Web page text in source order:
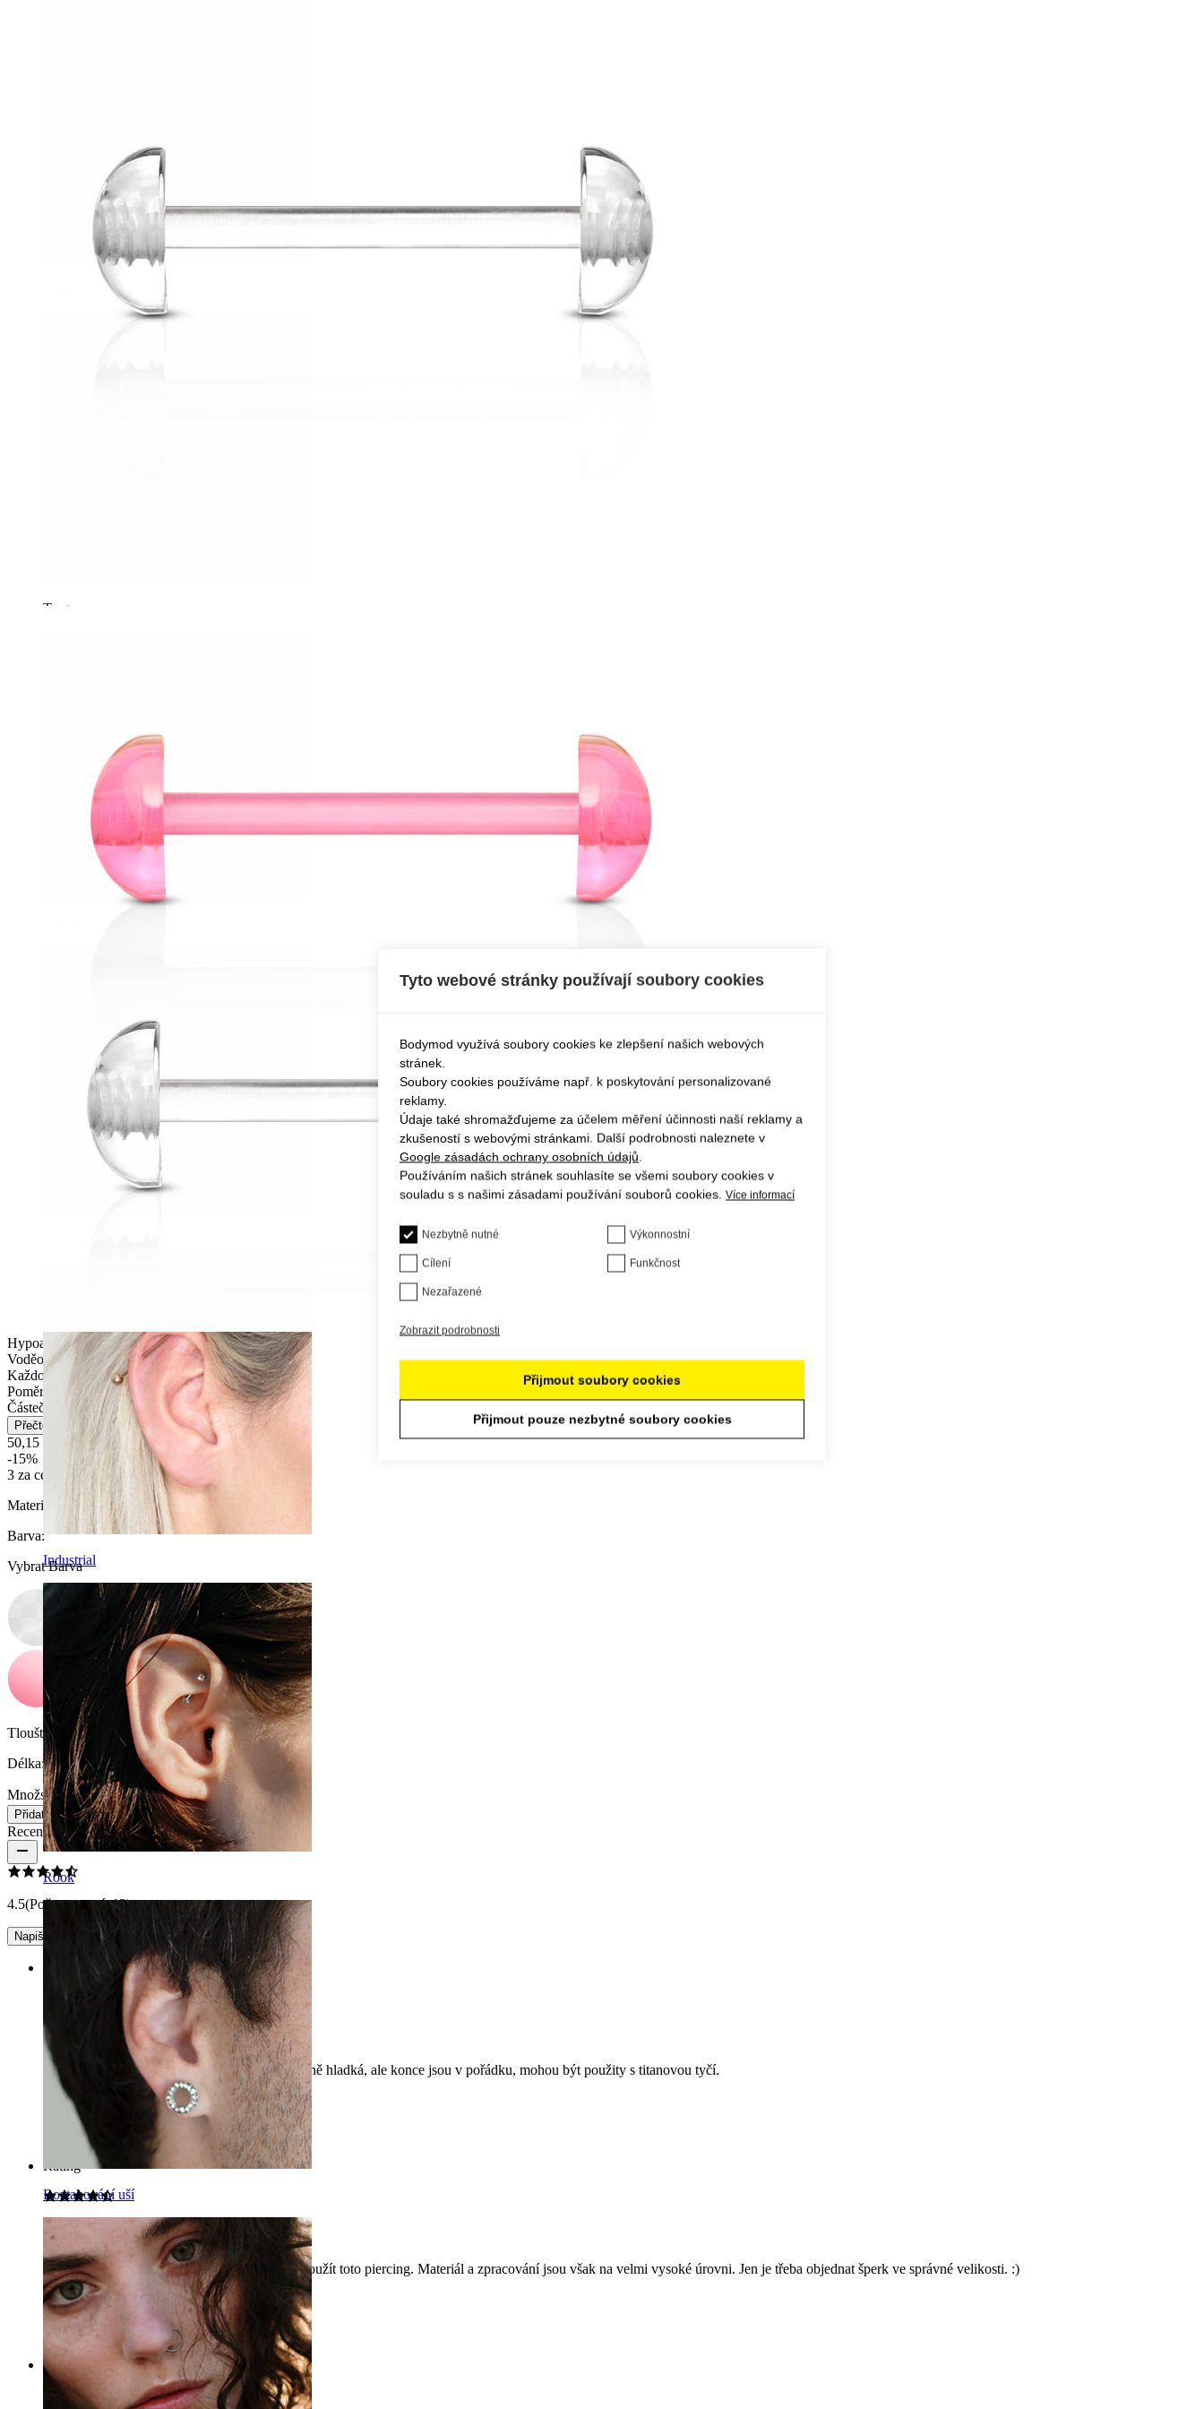
Tragus
Industrial
Rook
Roztahování uší
Hypoalergenní
Voděodolný
Každodenní nošení
Poměrně snadné
Částečně odolný
Přečtěte si více
50,15 Kč
59,00 Kč
-15%
3 za cenu 2
Materiál:
Akrylát
Barva:
Vybrat Barva
Tloušťka závitu:
1,6 mm
Délka:16 mm
Množství: 1 Změnit
Přidat do košíku
Recenze produktu
4.5(Počet recenzí: 13)
Napište recenzi
Pro mě to nebylo v pořádku
Otravovala mě ta plastová tyč, protože není úplně hladká, ale konce jsou v pořádku, mohou být použity s titanovou tyčí.
Carla Ověřený nákup
Přeloženo pomocí AI Zobrazit původní text
Rating
Pero je příliš krátké
Pro mě je tato tyč příliš krátká, takže nemohu použít toto piercing. Materiál a zpracování jsou však na velmi vysoké úrovni. Jen je třeba objednat šperk ve správné velikosti. :)
Šarlote Ověřený nákup
Přeloženo pomocí AI Zobrazit původní text
Rating
Tyto webové stránky používají soubory cookies
Bodymod využívá soubory cookies ke zlepšení našich webových
stránek.
Soubory cookies používáme např. k poskytování personalizované
reklamy.
Údaje také shromažďujeme za účelem měření účinnosti naší reklamy a
zkušeností s webovými stránkami. Další podrobnosti naleznete v
Google zásadách ochrany osobních údajů.
Používáním našich stránek souhlasíte se všemi soubory cookies v
souladu s s našimi zásadami používání souborů cookies. Více informací
Nezbytně nutné Výkonnostní
Cílení Funkčnost
Nezařazené
Zobrazit podrobnosti
Přijmout soubory cookies
Přijmout pouze nezbytné soubory cookies